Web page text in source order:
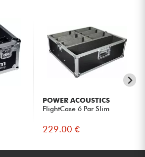
POWER ACOUSTICS
FlightCase 6 Par Slim
229.00 €